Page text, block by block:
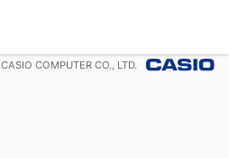
CASIO COMPUTER CO., LTD.